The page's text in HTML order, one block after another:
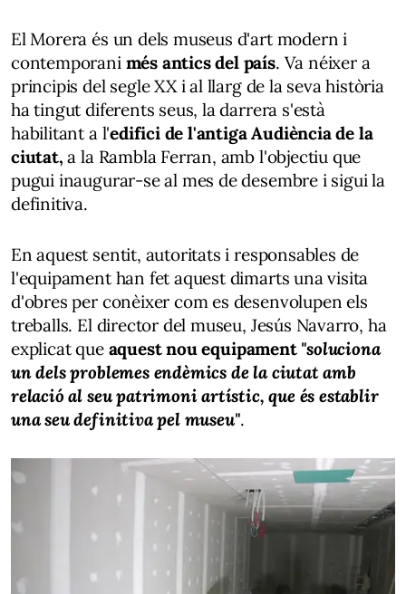
El Morera és un dels museus d'art modern i
contemporani més antics del país. Va néixer a
principis del segle XX i al llarg de la seva història
ha tingut diferents seus, la darrera s'està
habilitant a l'edifici de l'antiga Audiència de la
ciutat, a la Rambla Ferran, amb l'objectiu que
pugui inaugurar-se al mes de desembre i sigui la
definitiva.
En aquest sentit, autoritats i responsables de
l'equipament han fet aquest dimarts una visita
d'obres per conèixer com es desenvolupen els
treballs. El director del museu, Jesús Navarro, ha
explicat queaquest nou equipament "soluciona
un dels problemes endèmics de la ciutat amb
relació al seu patrimoni artístic, que és establir
una seu definitiva pel museu".